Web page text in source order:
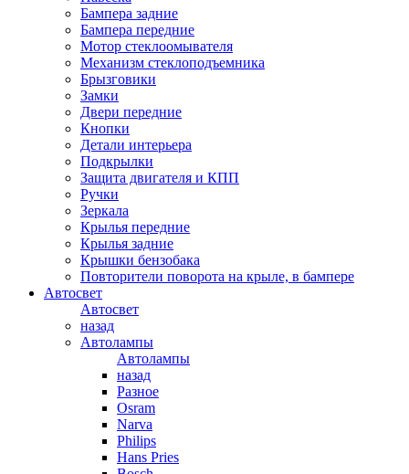
Бампера задние
Бампера передние
Мотор стеклоомывателя
Механизм стеклоподъемника
Брызговики
Замки
Двери передние
Кнопки
Детали интерьера
Подкрылки
Защита двигателя и КПП
Ручки
Зеркала
Крылья передние
Крылья задние
Крышки бензобака
Повторители поворота на крыле, в бампере
Автосвет
Автосвет
назад
Автолампы
Автолампы
назад
Разное
Osram
Narva
Philips
Hans Pries